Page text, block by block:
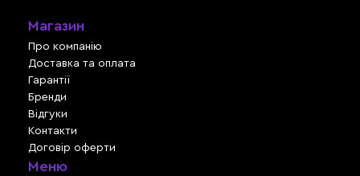
Магазин
Про компанію
Доставка та оплата
Гарантії
Бренди
Відгуки
Контакти
Договір оферти
Меню